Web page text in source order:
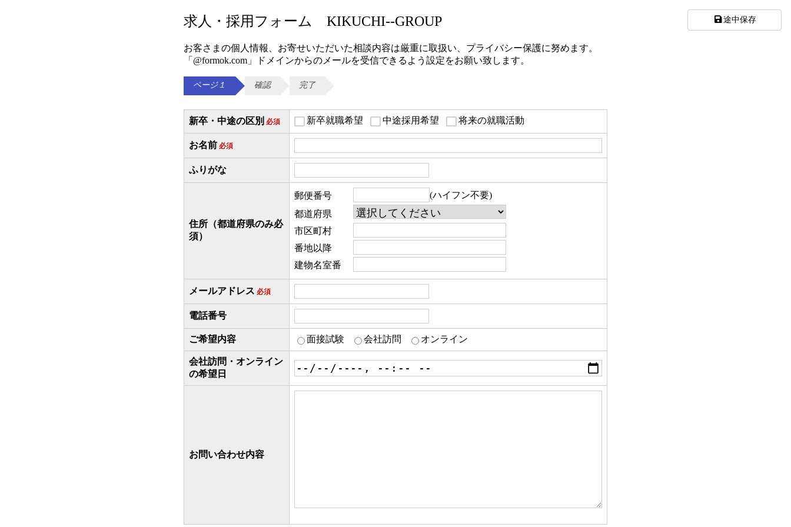
求人・採用フォーム KIKUCHI--GROUP
お客さまの個人情報、お寄せいただいた相談内容は厳重に取扱い、プライバシー保護に努めます。
「@formok.com」ドメインからのメールを受信できるよう設定をお願い致します。
ページ１ 確認 完了
新卒・中途の区別 必須 新卒就職希望 中途採用希望 将来の就職活動
お名前 必須
ふりがな
住所（都道府県のみ必
須）
郵便番号
(ハイフン不要)
都道府県
市区町村
番地以降
建物名室番
メールアドレス 必須
電話番号
ご希望内容 面接試験 会社訪問 オンライン
会社訪問・オンライン
の希望日
お問い合わせ内容
途中保存